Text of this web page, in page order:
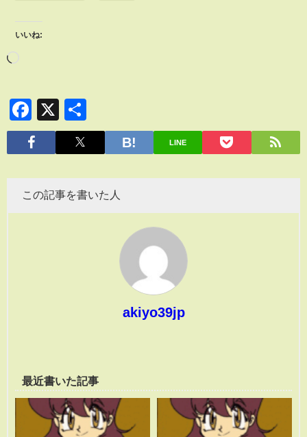
いいね:
Facebook
X
有
LINE
この記事を書いた人
akiyo39jp
最近書いた記事